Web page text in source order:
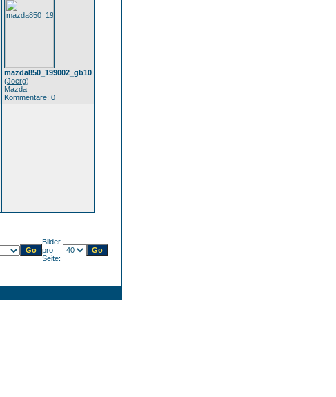
mazda850_199002_gb10
(Joerg)
Mazda
Kommentare: 0
Bilder
pro
Seite: